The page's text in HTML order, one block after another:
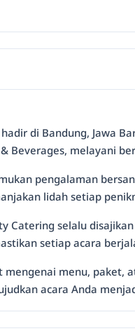
di Bandung, Jawa
Beverages, melayani
pengalaman
lidah setiap
Catering selalu
setiap acara
menu, paket,
acara Anda